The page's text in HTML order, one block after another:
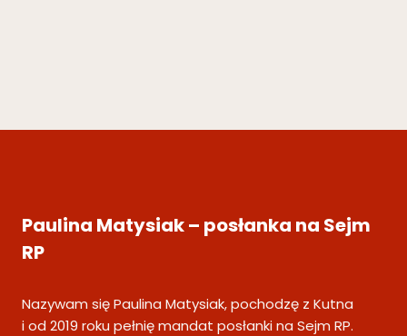
Paulina Matysiak – posłanka na Sejm
RP
Nazywam się Paulina Matysiak, pochodzę z Kutna
i od 2019 roku pełnię mandat posłanki na Sejm RP.